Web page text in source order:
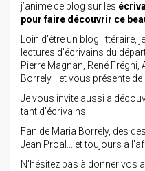
j’anime ce blog sur les
pour faire découvrir ce
Loin d'être un blog littéraire,
lectures d'écrivains du
Pierre Magnan, René Frégni,
Borrely... et vous présente
Je vous invite aussi à
tant d'écrivains !
Fan de Maria Borrely, des
Jean Proal... et toujours à
N'hésitez pas à donner vos